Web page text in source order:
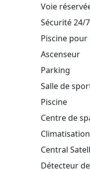
Voie
Sécurité 24/7
Piscine
Ascenseur
Parking
Salle de
Piscine
Centre de
Climatisation
Central
Détecteur